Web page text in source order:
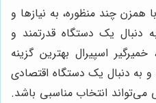
همزن چند منظوره، به نیازها و
دنبال یک دستگاه قدرتمند و
اسپیرال بهترین گزینه
به دنبال یک دستگاه اقتصادی
می‌تواند انتخاب مناسبی باشد.